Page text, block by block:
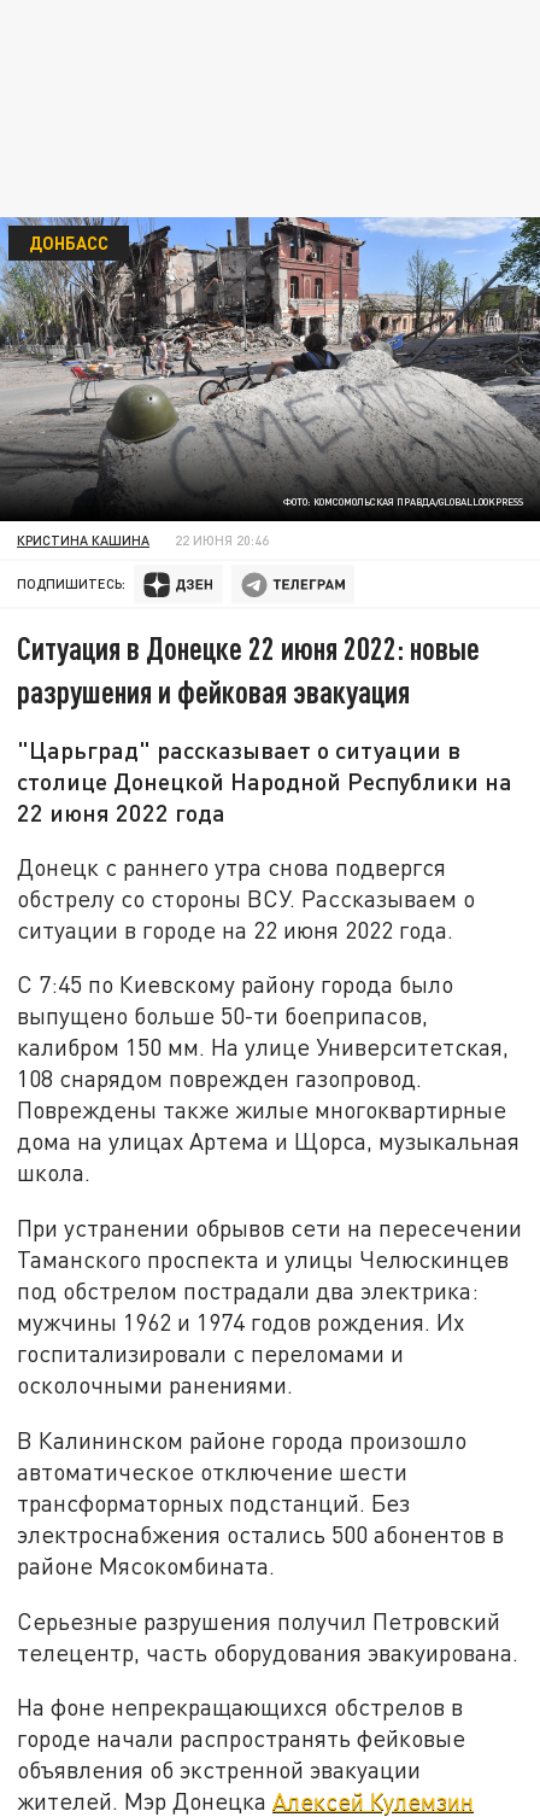
ФОТО: КОМСОМОЛЬСКАЯ ПРАВДА/GLOBALLOOKPRESS
ДОНБАСС
КРИСТИНА КАШИНА 22 ИЮНЯ 20:46
ПОДПИШИТЕСЬ:
Ситуация в Донецке 22 июня 2022: новые
разрушения и фейковая эвакуация
"Царьград" рассказывает о ситуации в
столице Донецкой Народной Республики на
22 июня 2022 года
Донецк с раннего утра снова подвергся
обстрелу со стороны ВСУ. Рассказываем о
ситуации в городе на 22 июня 2022 года.
С 7:45 по Киевскому району города было
выпущено больше 50-ти боеприпасов,
калибром 150 мм. На улице Университетская,
108 снарядом поврежден газопровод.
Повреждены также жилые многоквартирные
дома на улицах Артема и Щорса, музыкальная
школа.
При устранении обрывов сети на пересечении
Таманского проспекта и улицы Челюскинцев
под обстрелом пострадали два электрика:
мужчины 1962 и 1974 годов рождения. Их
госпитализировали с переломами и
осколочными ранениями.
В Калининском районе города произошло
автоматическое отключение шести
трансформаторных подстанций. Без
электроснабжения остались 500 абонентов в
районе Мясокомбината.
Серьезные разрушения получил Петровский
телецентр, часть оборудования эвакуирована.
На фоне непрекращающихся обстрелов в
городе начали распространять фейковые
объявления об экстренной эвакуации
жителей. Мэр ДонецкаАлексей Кулемзин